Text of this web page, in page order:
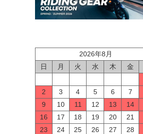
2026年8月
日
月 火 水 木 金
2
3 4 5 6 7
9
10 11 12 13 14
16
17 18 19 20 21
23
24 25 26 27 28